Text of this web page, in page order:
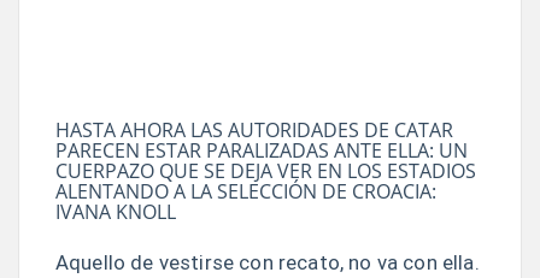
HASTA AHORA LAS AUTORIDADES DE CATAR
PARECEN ESTAR PARALIZADAS ANTE ELLA: UN
CUERPAZO QUE SE DEJA VER EN LOS ESTADIOS
ALENTANDO A LA SELECCIÓN DE CROACIA:
IVANA KNOLL
Aquello de vestirse con recato, no va con ella.